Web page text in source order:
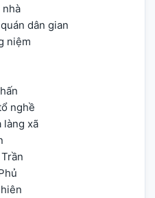
nhà
dân gian
niệm
nghề
làng xã